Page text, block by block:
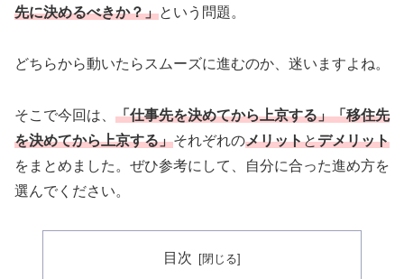
先に決めるべきか？」という問題。
どちらから動いたらスムーズに進むのか、迷いますよね。
そこで今回は、 「仕事先を決めてから上京する」「移住先
を決めてから上京する」それぞれのメリットとデメリット
をまとめました。ぜひ参考にして、自分に合った進め方を
選んでください。
目次